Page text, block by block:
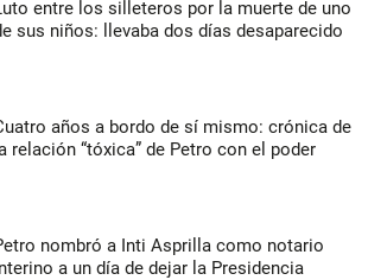
entre los silleteros por la muerte de uno
sus niños: llevaba dos días desaparecido
años a bordo de sí mismo: crónica de
relación “tóxica” de Petro con el poder
nombró a Inti Asprilla como notario
a un día de dejar la Presidencia